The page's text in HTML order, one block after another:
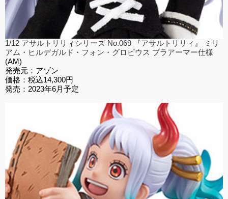
1/12 アサルトリリィシリーズ No.069 『アサルトリリィ』 ミリ
アム・ヒルデガルド・フォン・グロピウス プラアーマー仕様
(AM)
発売元：アゾン
価格：税込14,300円
発売：2023年6月予定